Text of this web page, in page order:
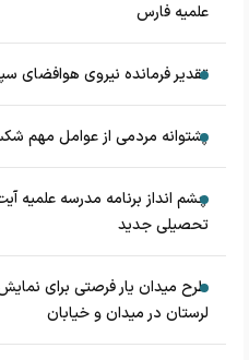
علمیه فارس
تقدیر فرمانده نیروی هوافضای
پشتوانه مردمی از عوامل
چشم‌ انداز برنامه مدرسه علمیه
تحصیلی جدید
طرح میدان یار فرصتی برای
لرستان در میدان و خیابان